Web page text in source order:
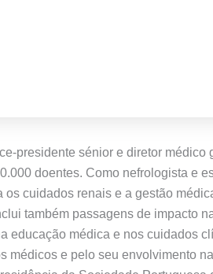
presidente sénior e diretor
doentes. Como nefrologista e
os cuidados renais e a gestão
também passagens de impacto
educação médica e nos cuidados
médicos e pelo seu envolvimento